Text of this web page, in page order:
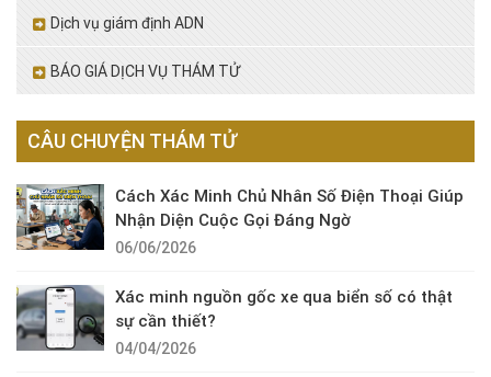
Dịch vụ giám định ADN
BÁO GIÁ DỊCH VỤ THÁM TỬ
CÂU CHUYỆN THÁM TỬ
Cách Xác Minh Chủ Nhân Số Điện Thoại Giúp
Nhận Diện Cuộc Gọi Đáng Ngờ
06/06/2026
Xác minh nguồn gốc xe qua biển số có thật
sự cần thiết?
04/04/2026